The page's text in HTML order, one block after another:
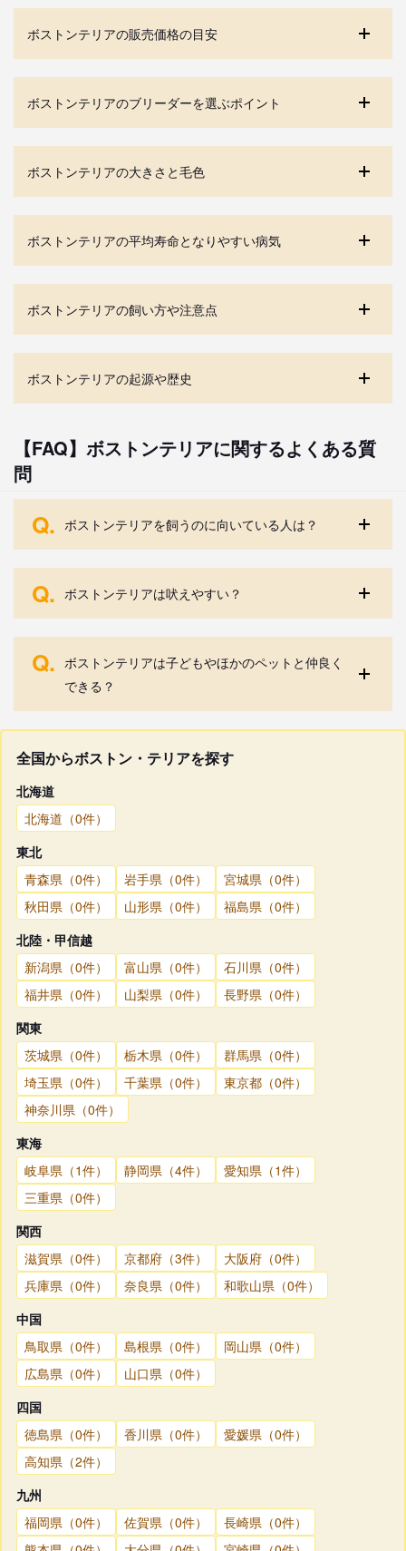
ボストンテリアの販売価格の目安
ボストンテリアのブリーダーを選ぶポイント
ボストンテリアの大きさと毛色
ボストンテリアの平均寿命となりやすい病気
ボストンテリアの飼い方や注意点
ボストンテリアの起源や歴史
【FAQ】ボストンテリアに関するよくある質
問
Q. ボストンテリアを飼うのに向いている人は？
Q. ボストンテリアは吠えやすい？
Q. ボストンテリアは子どもやほかのペットと仲良く
できる？
全国からボストン・テリアを探す
北海道
北海道（0件）
東北
青森県（0件）
岩手県（0件）
宮城県（0件）
秋田県（0件）
山形県（0件）
福島県（0件）
北陸・甲信越
新潟県（0件）
富山県（0件）
石川県（0件）
福井県（0件）
山梨県（0件）
長野県（0件）
関東
茨城県（0件）
栃木県（0件）
群馬県（0件）
埼玉県（0件）
千葉県（0件）
東京都（0件）
神奈川県（0件）
東海
岐阜県（1件）
静岡県（4件）
愛知県（1件）
三重県（0件）
関西
滋賀県（0件）
京都府（3件）
大阪府（0件）
兵庫県（0件）
奈良県（0件）
和歌山県（0件）
中国
鳥取県（0件）
島根県（0件）
岡山県（0件）
広島県（0件）
山口県（0件）
四国
徳島県（0件）
香川県（0件）
愛媛県（0件）
高知県（2件）
九州
福岡県（0件）
佐賀県（0件）
長崎県（0件）